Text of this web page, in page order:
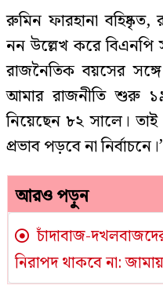
রুমিন ফারহানা
নন উল্লেখ করে বিএনপি
রাজনৈতিক বয়সের
আমার রাজনীতি শুরু
নিয়েছেন ৮২ সালে।
প্রভাব পড়বে না নির্বাচনে।’
আরও পড়ুন
চাঁদাবাজ-
নিরাপদ থাকবে না: